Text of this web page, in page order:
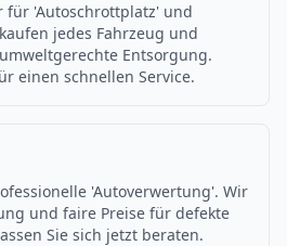
für 'Autoschrottplatz' und
jedes Fahrzeug und
Entsorgung.
einen schnellen Service.
'Autoverwertung'. Wir
und faire Preise für defekte
Sie sich jetzt beraten.